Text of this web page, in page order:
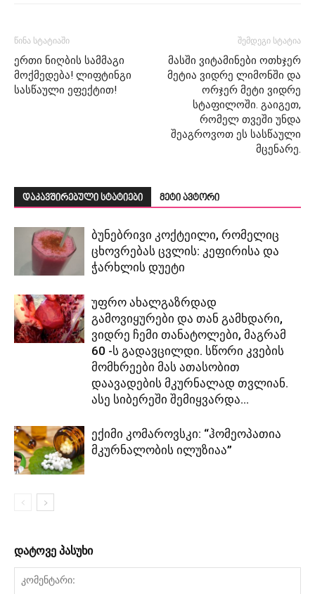
წინა სტატიაში
ერთი ნიღბის სამმაგი
მოქმედება! ლიფტინგი
სასწაული ეფექტით!
შემდეგი სტატია
მასში ვიტამინები ოთხჯერ
მეტია ვიდრე ლიმონში და
ორჯერ მეტი ვიდრე
სტაფილოში. გაიგეთ,
რომელ თვეში უნდა
შეაგროვოთ ეს სასწაული
მცენარე.
დაკავშირებული სტატიები მეტი ავტორი
ბუნებრივი კოქტეილი, რომელიც
ცხოვრებას ცვლის: კეფირისა და
ჭარხლის დუეტი
უფრო ახალგაზრდად
გამოვიყურები და თან გამხდარი,
ვიდრე ჩემი თანატოლები, მაგრამ
60 -ს გადავცილდი. სწორი კვების
მომხრეები მას ათასობით
დაავადების მკურნალად თვლიან.
ასე სიბერეში შემიყვარდა...
ექიმი კომაროვსკი: “ჰომეოპათია
მკურნალობის ილუზიაა”
დატოვე პასუხი